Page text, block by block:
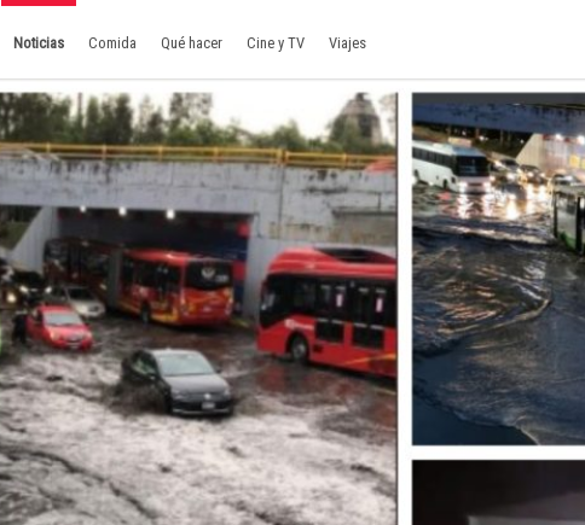
Noticias Comida Qué hacer Cine y TV Viajes